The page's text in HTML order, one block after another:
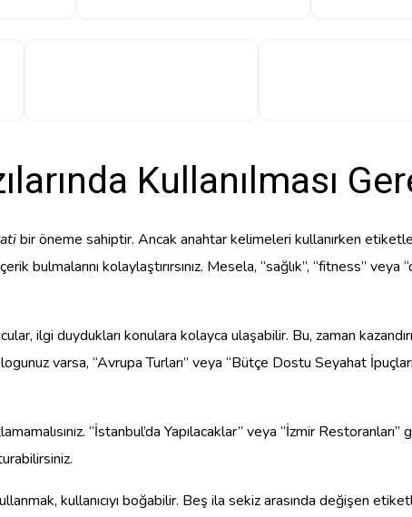
Kullanılması
bir öneme sahiptir. Ancak anahtar kelimeleri kullanırken
bulmalarını kolaylaştırırsınız. Mesela, “sağlık”, “fitness”
ilgi duydukları konulara kolayca ulaşabilir. Bu, zaman
varsa, “Avrupa Turları” veya “Bütçe Dostu Seyahat
“İstanbul’da Yapılacaklar” veya “İzmir
kullanıcıyı boğabilir. Beş ila sekiz arasında değişen